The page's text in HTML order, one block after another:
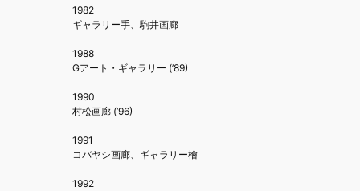
1982
ギャラリー手、駒井画廊
1988
Gアート・ギャラリー (’89)
1990
村松画廊 (’96)
1991
コバヤシ画廊、ギャラリー檜
1992